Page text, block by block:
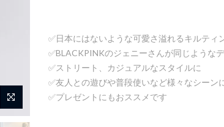
✅日本にはないような可愛さ溢れるキルティ
✅BLACKPINKのジェニーさんが同じような
✅ストリート、カジュアルなスタイルに
✅友人との遊びや普段使いなど様々なシーン
✅プレゼントにもおススメです